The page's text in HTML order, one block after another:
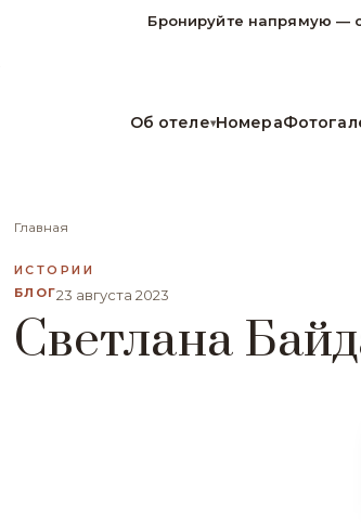
Бронируйте напрямую —
Об отеле▾Номера
Главная
ИСТОРИИ
БЛОГ23 августа 2023
Светлана